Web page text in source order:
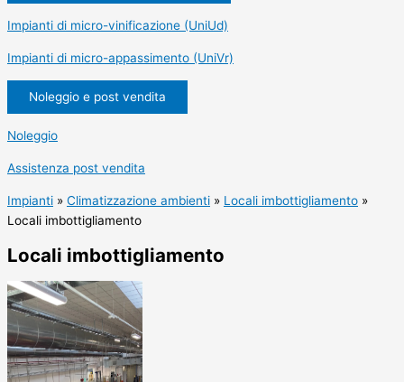
Impianti di micro-vinificazione (UniUd)
Impianti di micro-appassimento (UniVr)
Noleggio e post vendita
Noleggio
Assistenza post vendita
Impianti » Climatizzazione ambienti » Locali imbottigliamento »
Locali imbottigliamento
Locali imbottigliamento